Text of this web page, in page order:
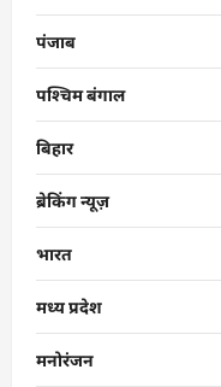
पंजाब
पश्चिम बंगाल
बिहार
ब्रेकिंग न्यूज़
भारत
मध्य प्रदेश
मनोरंजन